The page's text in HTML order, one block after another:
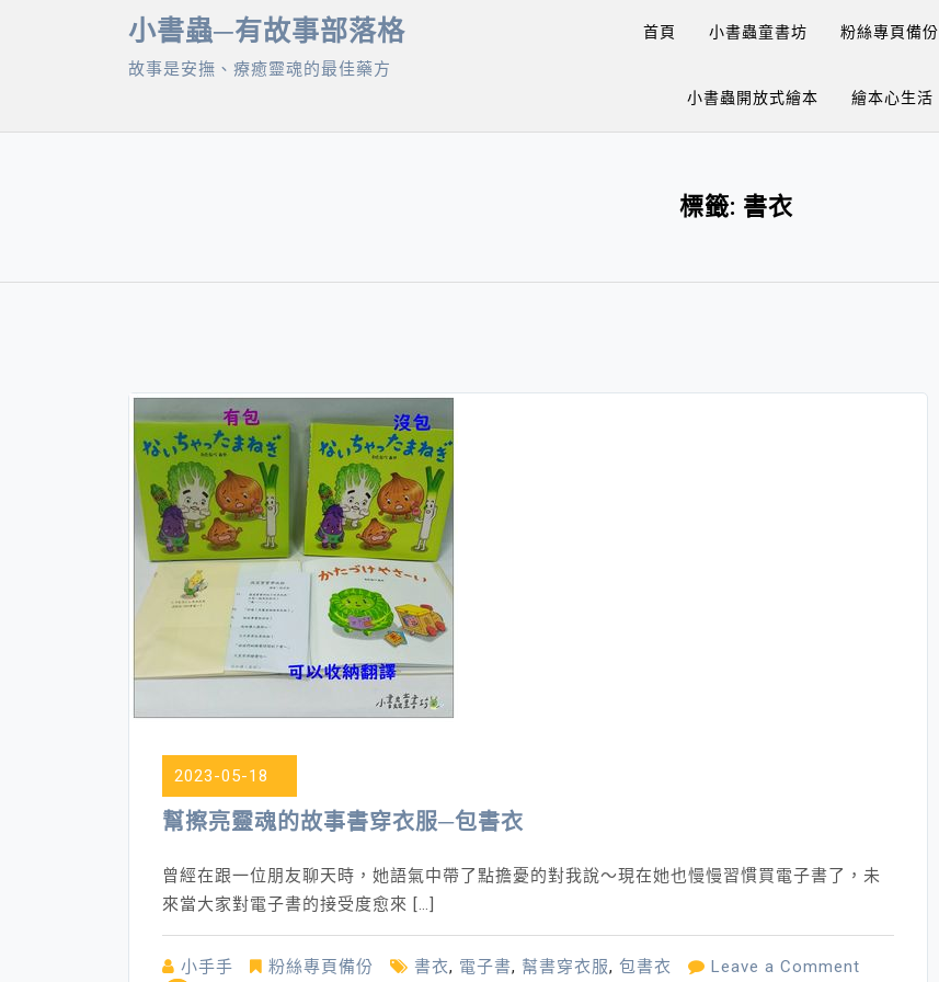
小書蟲─有故事部落格
故事是安撫、療癒靈魂的最佳藥方
首頁 小書蟲童書坊 粉絲專頁備份
小書蟲開放式繪本 繪本心生活
標籤: 書衣
2023-05-18
幫擦亮靈魂的故事書穿衣服─包書衣
曾經在跟一位朋友聊天時，她語氣中帶了點擔憂的對我說～現在她也慢慢習慣買電子書了，未
來當大家對電子書的接受度愈來 […]
小手手 粉絲專頁備份 書衣, 電子書, 幫書穿衣服, 包書衣 Leave a Comment